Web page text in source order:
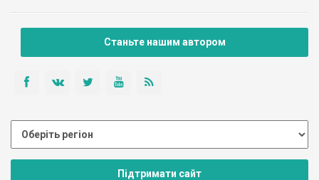
Станьте нашим автором
Підтримати сайт